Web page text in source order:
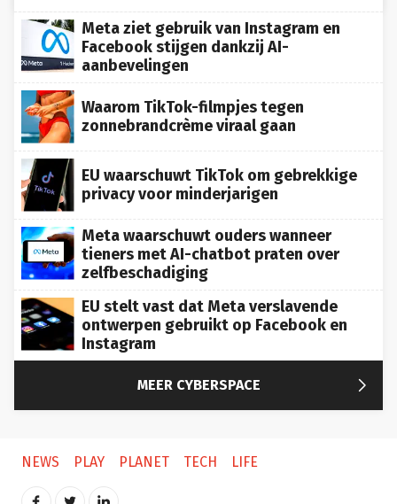
Meta ziet gebruik van Instagram en
Facebook stijgen dankzij AI-
aanbevelingen
Waarom TikTok-filmpjes tegen
zonnebrandcrème viraal gaan
EU waarschuwt TikTok om gebrekkige
privacy voor minderjarigen
Meta waarschuwt ouders wanneer
tieners met AI-chatbot praten over
zelfbeschadiging
EU stelt vast dat Meta verslavende
ontwerpen gebruikt op Facebook en
Instagram
MEER CYBERSPACE 
NEWS PLAY PLANET TECH LIFE